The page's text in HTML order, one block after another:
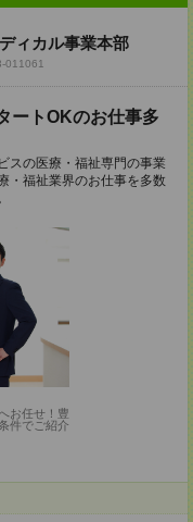
ィカル事業本部
011061
ートOKのお仕事多
スの医療・福祉専門の事業
・福祉業界のお仕事を多数
お任せ！豊
件でご紹介